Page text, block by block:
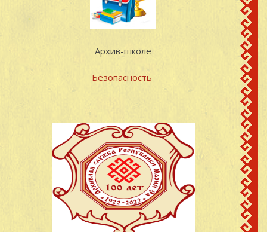
Архив-школе
Безопасность